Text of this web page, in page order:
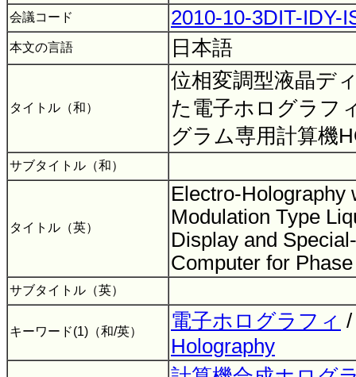
会議コード
2010-10-3DIT-IDY-
本文の言語 日本語
タイトル（和）
位相変調型液晶デ
た電子ホログラフ
グラム専用計算機
サブタイトル（和）
タイトル（英）
Electro-Holography
Modulation Type
Display and
Computer for
サブタイトル（英）
キーワード(1)（和/英） 電子ホログラフィ
Holography